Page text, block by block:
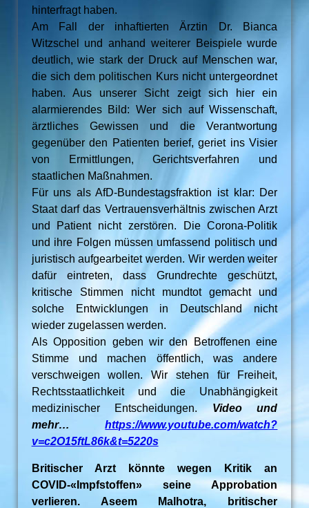
hinterfragt haben.
Am Fall der inhaftierten Ärztin Dr. Bianca
Witzschel und anhand weiterer Beispiele wurde
deutlich, wie stark der Druck auf Menschen war,
die sich dem politischen Kurs nicht untergeordnet
haben. Aus unserer Sicht zeigt sich hier ein
alarmierendes Bild: Wer sich auf Wissenschaft,
ärztliches Gewissen und die Verantwortung
gegenüber den Patienten berief, geriet ins Visier
von Ermittlungen, Gerichtsverfahren und
staatlichen Maßnahmen.
Für uns als AfD-Bundestagsfraktion ist klar: Der
Staat darf das Vertrauensverhältnis zwischen Arzt
und Patient nicht zerstören. Die Corona-Politik
und ihre Folgen müssen umfassend politisch und
juristisch aufgearbeitet werden. Wir werden weiter
dafür eintreten, dass Grundrechte geschützt,
kritische Stimmen nicht mundtot gemacht und
solche Entwicklungen in Deutschland nicht
wieder zugelassen werden.
Als Opposition geben wir den Betroffenen eine
Stimme und machen öffentlich, was andere
verschweigen wollen. Wir stehen für Freiheit,
Rechtsstaatlichkeit und die Unabhängigkeit
medizinischer Entscheidungen.Video und
mehr…https://www.youtube.com/watch?
v=c2O15ftL86k&t=5220s
Britischer Arzt könnte wegen Kritik an
COVID-«Impfstoffen» seine Approbation
verlieren. Aseem Malhotra, britischer